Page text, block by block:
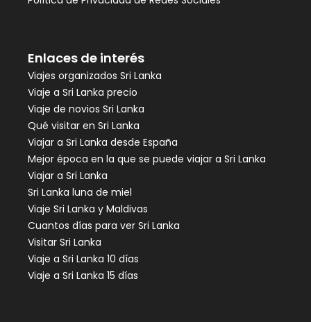
Enlaces de interés
Viajes organizados Sri Lanka
Viaje a Sri Lanka precio
Viaje de novios Sri Lanka
Qué visitar en Sri Lanka
Viajar a Sri Lanka desde España
Mejor época en la que se puede viajar a Sri Lanka
Viajar a Sri Lanka
Sri Lanka luna de miel
Viaje Sri Lanka y Maldivas
Cuantos días para ver Sri Lanka
Visitar Sri Lanka
Viaje a Sri Lanka 10 días
Viaje a Sri Lanka 15 días